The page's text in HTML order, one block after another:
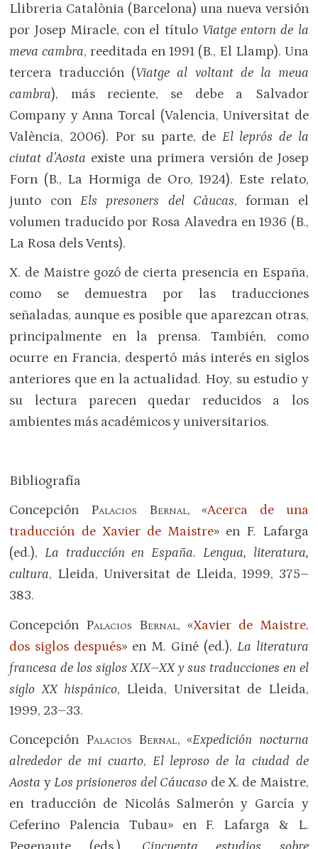
Llibreria Catalònia (Barcelona) una nueva versión
por Josep Miracle, con el título Viatge entorn de la
meva cambra, reeditada en 1991 (B., El Llamp). Una
tercera traducción (Viatge al voltant de la meua
cambra), más reciente, se debe a Salvador
Company y Anna Torcal (Valencia, Universitat de
València, 2006). Por su parte, de El leprós de la
ciutat d’Aosta existe una primera versión de Josep
Forn (B., La Hormiga de Oro, 1924). Este relato,
junto conEls presoners del Càucas, forman el
volumen traducido por Rosa Alavedra en 1936 (B.,
La Rosa dels Vents).
X. de Maistre gozó de cierta presencia en España,
como se demuestra por las traducciones
señaladas, aunque es posible que aparezcan otras,
principalmente en la prensa. También, como
ocurre en Francia, despertó más interés en siglos
anteriores que en la actualidad. Hoy, su estudio y
su lectura parecen quedar reducidos a los
ambientes más académicos y universitarios.
Bibliografía
Concepción Palacios Bernal, «Acerca de una
traducción de Xavier de Maistre» en F. Lafarga
(ed.),La traducción en España. Lengua, literatura,
cultura, Lleida, Universitat de Lleida, 1999, 375–
383.
Concepción Palacios Bernal, «Xavier de Maistre,
dos siglos después» en M. Giné (ed.), La literatura
francesa de los siglos XIX–XX y sus traducciones en el
siglo XX hispánico, Lleida, Universitat de Lleida,
1999, 23–33.
Concepción Palacios Bernal, «Expedición nocturna
alrededor de mi cuarto, El leproso de la ciudad de
Aosta yLos prisioneros del Cáucaso de X. de Maistre,
en traducción de Nicolás Salmerón y García y
Ceferino Palencia Tubau» en F. Lafarga & L.